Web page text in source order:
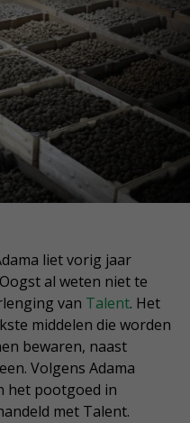
liet vorig jaar
al weten niet te
van Talent. Het
middelen die worden
bewaren, naast
Volgens Adama
het pootgoed in
met Talent.